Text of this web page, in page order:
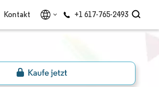
Kontakt +1 617-765-2493